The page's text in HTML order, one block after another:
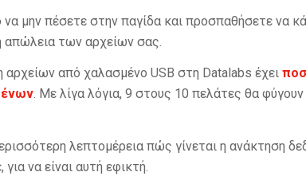
μην πέσετε στην παγίδα και προσπαθήσετε να
απώλεια των αρχείων σας.
από χαλασμένο USB στη Datalabs έχει
. Με λίγα λόγια, 9 στους 10 πελάτες θα
λεπτομέρεια πώς γίνεται η ανάκτηση
να είναι αυτή εφικτή.